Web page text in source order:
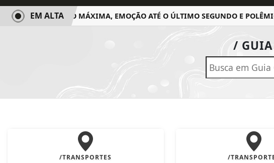
LOTAÇÃO MÁXIMA, EMOÇÃO ATÉ O ÚLTIMO SEGUNDO E
EM ALTA
/ GUIA
/TRANSPORTES /